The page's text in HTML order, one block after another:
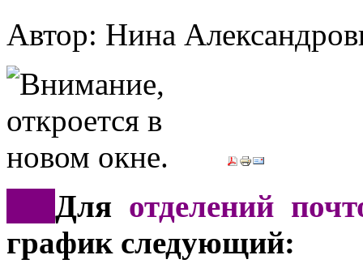
Автор: Нина
Для отделений
график следующий: